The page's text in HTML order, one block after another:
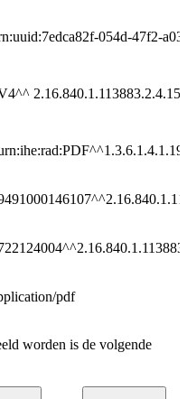
054d-47f2-
pdf
worden is de volgende